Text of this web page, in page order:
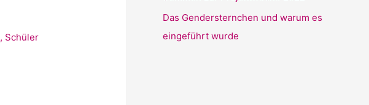
, Schüler
Das Gendersternchen und warum es
eingeführt wurde